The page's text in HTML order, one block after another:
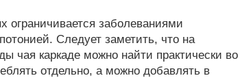
ограничивается заболеваниями
Следует заметить, что на
чая каркаде можно найти практически во
отдельно, а можно добавлять в